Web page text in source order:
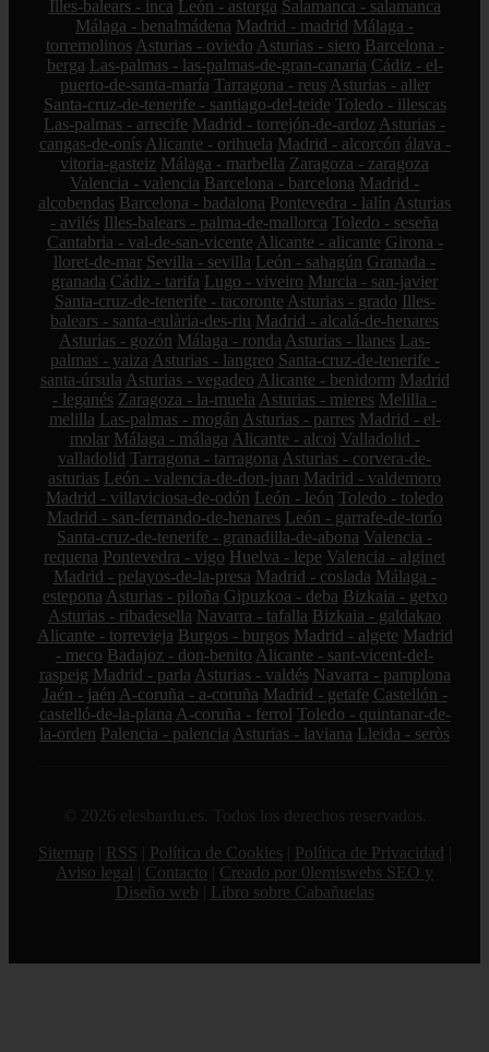
Illes-balears - inca León - astorga Salamanca - salamanca
Málaga - benalmádena Madrid - madrid Málaga -
torremolinos Asturias - oviedo Asturias - siero Barcelona -
berga Las-palmas - las-palmas-de-gran-canaria Cádiz - el-
puerto-de-santa-maría Tarragona - reus Asturias - aller
Santa-cruz-de-tenerife - santiago-del-teide Toledo - illescas
Las-palmas - arrecife Madrid - torrejón-de-ardoz Asturias -
cangas-de-onís Alicante - orihuela Madrid - alcorcón álava -
vitoria-gasteiz Málaga - marbella Zaragoza - zaragoza
Valencia - valencia Barcelona - barcelona Madrid -
alcobendas Barcelona - badalona Pontevedra - lalín Asturias
- avilés Illes-balears - palma-de-mallorca Toledo - seseña
Cantabria - val-de-san-vicente Alicante - alicante Girona -
lloret-de-mar Sevilla - sevilla León - sahagún Granada -
granada Cádiz - tarifa Lugo - viveiro Murcia - san-javier
Santa-cruz-de-tenerife - tacoronte Asturias - grado Illes-
balears - santa-eulària-des-riu Madrid - alcalá-de-henares
Asturias - gozón Málaga - ronda Asturias - llanes Las-
palmas - yaiza Asturias - langreo Santa-cruz-de-tenerife -
santa-úrsula Asturias - vegadeo Alicante - benidorm Madrid
- leganés Zaragoza - la-muela Asturias - mieres Melilla -
melilla Las-palmas - mogán Asturias - parres Madrid - el-
molar Málaga - málaga Alicante - alcoi Valladolid -
valladolid Tarragona - tarragona Asturias - corvera-de-
asturias León - valencia-de-don-juan Madrid - valdemoro
Madrid - villaviciosa-de-odón León - león Toledo - toledo
Madrid - san-fernando-de-henares León - garrafe-de-torío
Santa-cruz-de-tenerife - granadilla-de-abona Valencia -
requena Pontevedra - vigo Huelva - lepe Valencia - alginet
Madrid - pelayos-de-la-presa Madrid - coslada Málaga -
estepona Asturias - piloña Gipuzkoa - deba Bizkaia - getxo
Asturias - ribadesella Navarra - tafalla Bizkaia - galdakao
Alicante - torrevieja Burgos - burgos Madrid - algete Madrid
- meco Badajoz - don-benito Alicante - sant-vicent-del-
raspeig Madrid - parla Asturias - valdés Navarra - pamplona
Jaén - jaén A-coruña - a-coruña Madrid - getafe Castellón -
castelló-de-la-plana A-coruña - ferrol Toledo - quintanar-de-
la-orden Palencia - palencia Asturias - laviana Lleida - seròs
© 2026 elesbardu.es. Todos los derechos reservados.
Sitemap
RSS Política de Cookies Política de Privacidad
Aviso legal
Contacto
Creado por 0lemiswebs SEO y
Diseño web
Libro sobre Cabañuelas